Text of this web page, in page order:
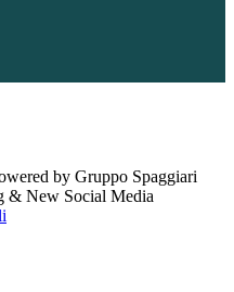
by Gruppo Spaggiari
& New Social Media